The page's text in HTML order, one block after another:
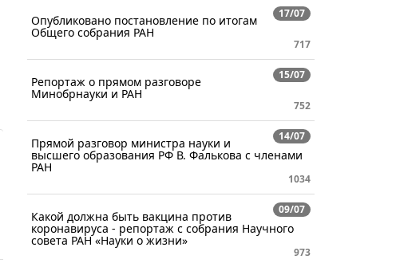
17/07
Опубликовано постановление по итогам
Общего собрания РАН
717
15/07
Репортаж о прямом разговоре
Минобрнауки и РАН
752
14/07
Прямой разговор министра науки и
высшего образования РФ В. Фалькова с членами
РАН
1034
09/07
Какой должна быть вакцина против
коронавируса - репортаж с собрания Научного
совета РАН «Науки о жизни»
973